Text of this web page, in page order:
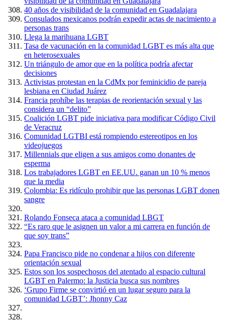
40 años de visibilidad de la comunidad en Guadalajara
Consulados mexicanos podrán expedir actas de nacimiento a
personas trans
Llega la marihuana LGBT
Tasa de vacunación en la comunidad LGBT es más alta que
en heterosexuales
Un triángulo de amor que en la política podría afectar
decisiones
Activistas protestan en la CdMx por feminicidio de pareja
lesbiana en Ciudad Juárez
Francia prohíbe las terapias de reorientación sexual y las
considera un “delito”
Coalición LGBT pide iniciativa para modificar Código Civil
de Veracruz
Comunidad LGTBI está rompiendo estereotipos en los
videojuegos
Millennials que eligen a sus amigos como donantes de
esperma
Los trabajadores LGBT en EE.UU. ganan un 10 % menos
que la media
Colombia: Es ridículo prohibir que las personas LGBT donen
sangre
Rolando Fonseca ataca a comunidad LBGT
“Es raro que le asignen un valor a mi carrera en función de
que soy trans”
Papa Francisco pide no condenar a hijos con diferente
orientación sexual
Estos son los sospechosos del atentado al espacio cultural
LGBT en Palermo: la Justicia busca sus nombres
‘Grupo Firme se convirtió en un lugar seguro para la
comunidad LGBT’: Jhonny Caz